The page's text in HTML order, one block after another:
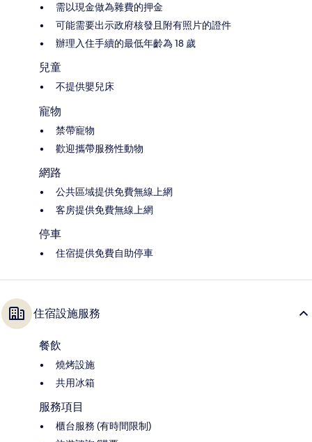
需以現金做為雜費的押金
可能需要出示政府核發且附有照片的證件
辦理入住手續的最低年齡為 18 歲
兒童
不提供嬰兒床
寵物
禁帶寵物
歡迎攜帶服務性動物
網路
公共區域提供免費無線上網
客房提供免費無線上網
停車
住宿提供免費自助停車
住宿設施服務
餐飲
燒烤設施
共用冰箱
服務項目
櫃台服務 (有時間限制)